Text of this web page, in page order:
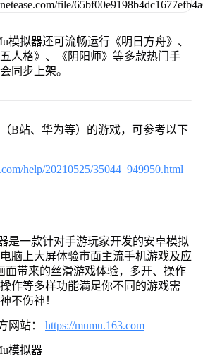
模拟器还可流畅运行《明日方舟》、
人格》、《阴阳师》等多款热门手
同步上架。
B站、华为等）的游戏，可参考以下
help/20210525/35044_949950.html
是一款针对手游玩家开发的安卓模拟
脑上大屏体验市面主流手机游戏及应
面带来的丝滑游戏体验，多开、操作
作等多样功能满足你不同的游戏需
不伤神！
网站： https://mumu.163.com
模拟器